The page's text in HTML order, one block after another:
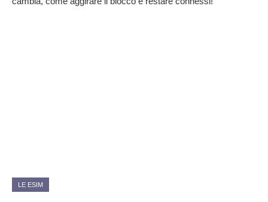
LE ESIM